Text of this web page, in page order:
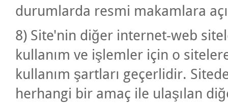
durumlarda resmi makamlara
8) Site'nin diğer internet-web
kullanım ve işlemler için o
kullanım şartları geçerlidir.
herhangi bir amaç ile ulaşılan